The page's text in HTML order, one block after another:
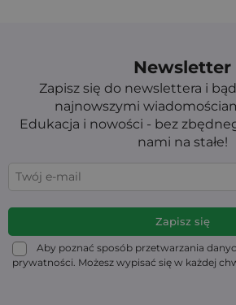
Newsletter
Zapisz się do newslettera i
najnowszymi
Edukacja i nowości - bez
nami na stałe!
Aby poznać sposób przetwarzania
prywatności. Możesz wypisać się w każdej